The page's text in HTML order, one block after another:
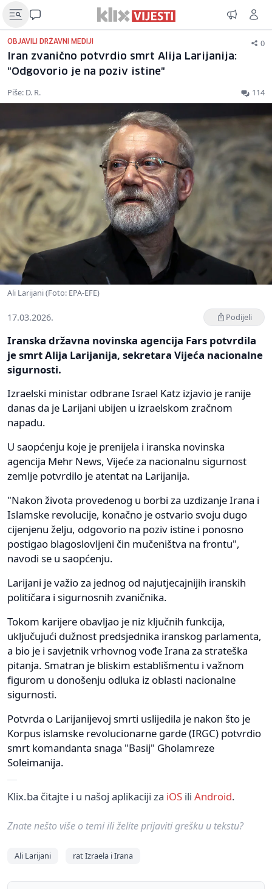
OBJAVILI DRŽAVNI MEDIJI 0
Iran zvanično potvrdio smrt Alija Larijanija:
"Odgovorio je na poziv istine"
Piše: D. R. 114
Ali Larijani (Foto: EPA-EFE)
17.03.2026. Podijeli
Iranska državna novinska agencija Fars potvrdila
je smrt Alija Larijanija, sekretara Vijeća nacionalne
sigurnosti.
Izraelski ministar odbrane Israel Katz izjavio je ranije
danas da je Larijani ubijen u izraelskom zračnom
napadu.
U saopćenju koje je prenijela i iranska novinska
agencija Mehr News, Vijeće za nacionalnu sigurnost
zemlje potvrdilo je atentat na Larijanija.
"Nakon života provedenog u borbi za uzdizanje Irana i
Islamske revolucije, konačno je ostvario svoju dugo
cijenjenu želju, odgovorio na poziv istine i ponosno
postigao blagoslovljeni čin mučeništva na frontu",
navodi se u saopćenju.
Larijani je važio za jednog od najutjecajnijih iranskih
političara i sigurnosnih zvaničnika.
Tokom karijere obavljao je niz ključnih funkcija,
uključujući dužnost predsjednika iranskog parlamenta,
a bio je i savjetnik vrhovnog vođe Irana za strateška
pitanja. Smatran je bliskim establišmentu i važnom
figurom u donošenju odluka iz oblasti nacionalne
sigurnosti.
Potvrda o Larijanijevoj smrti uslijedila je nakon što je
Korpus islamske revolucionarne garde (IRGC) potvrdio
smrt komandanta snaga "Basij" Gholamreze
Soleimanija.
Klix.ba čitajte i u našoj aplikaciji za iOS ili Android.
Znate nešto više o temi ili želite prijaviti grešku u tekstu?
Ali Larijani rat Izraela i Irana